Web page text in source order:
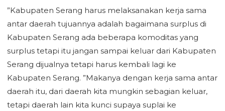
”Kabupaten Serang harus melaksanakan kerja sama
antar daerah tujuannya adalah bagaimana surplus di
Kabupaten Serang ada beberapa komoditas yang
surplus tetapi itu jangan sampai keluar dari Kabupaten
Serang dijualnya tetapi harus kembali lagi ke
Kabupaten Serang. ”Makanya dengan kerja sama antar
daerah itu, dari daerah kita mungkin sebagian keluar,
tetapi daerah lain kita kunci supaya suplai ke